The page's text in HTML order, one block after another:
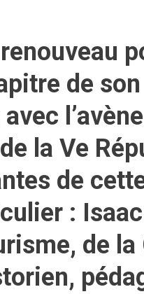
de
la Ve
de
:
de